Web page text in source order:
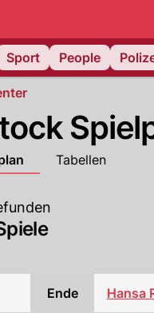
Sport People
Tabellen
Ende Hansa